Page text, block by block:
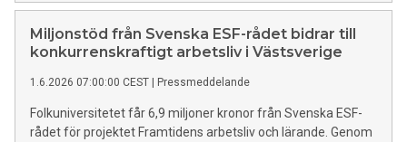
Miljonstöd från Svenska ESF-rådet bidrar till
konkurrenskraftigt arbetsliv i Västsverige
1.6.2026 07:00:00 CEST | Pressmeddelande
Folkuniversitetet får 6,9 miljoner kronor från Svenska ESF-
rådet för projektet Framtidens arbetsliv och lärande. Genom